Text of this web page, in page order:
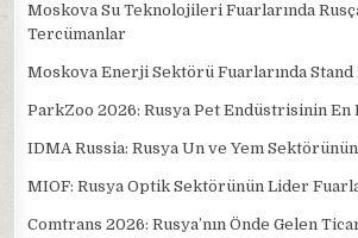
Moskova Su Teknolojileri Fuarlarında
Tercümanlar
Moskova Enerji Sektörü Fuarlarında
ParkZoo 2026: Rusya Pet Endüstrisinin En
IDMA Russia: Rusya Un ve Yem
MIOF: Rusya Optik Sektörünün Lider
Comtrans 2026: Rusya’nın Önde Gelen